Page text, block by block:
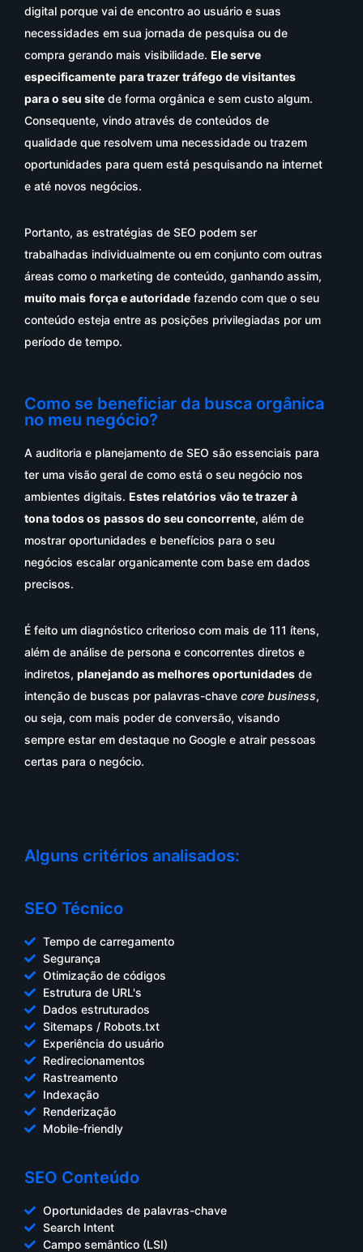
digital porque vai de encontro ao usuário e suas
necessidades em sua jornada de pesquisa ou de
compra gerando mais visibilidade. Ele serve
especificamente para trazer tráfego de visitantes
para o seu site de forma orgânica e sem custo algum.
Consequente, vindo através de conteúdos de
qualidade que resolvem uma necessidade ou trazem
oportunidades para quem está pesquisando na internet
e até novos negócios.
Portanto, as estratégias de SEO podem ser
trabalhadas individualmente ou em conjunto com outras
áreas como o marketing de conteúdo, ganhando assim,
muito mais força e autoridade fazendo com que o seu
conteúdo esteja entre as posições privilegiadas por um
período de tempo.
Como se beneficiar da busca orgânica
no meu negócio?
A auditoria e planejamento de SEO são essenciais para
ter uma visão geral de como está o seu negócio nos
ambientes digitais. Estes relatórios vão te trazer à
tona todos os passos do seu concorrente, além de
mostrar oportunidades e benefícios para o seu
negócios escalar organicamente com base em dados
precisos.
É feito um diagnóstico criterioso com mais de 111 ítens,
além de análise de persona e concorrentes diretos e
indiretos, planejando as melhores oportunidades de
intenção de buscas por palavras-chave core business,
ou seja, com mais poder de conversão, visando
sempre estar em destaque no Google e atrair pessoas
certas para o negócio.
Alguns critérios analisados:
SEO Técnico
Tempo de carregamento
Segurança
Otimização de códigos
Estrutura de URL's
Dados estruturados
Sitemaps / Robots.txt
Experiência do usuário
Redirecionamentos
Rastreamento
Indexação
Renderização
Mobile-friendly
SEO Conteúdo
Oportunidades de palavras-chave
Search Intent
Campo semântico (LSI)